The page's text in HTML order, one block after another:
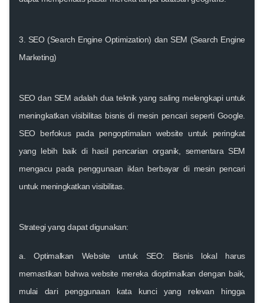
3. SEO (Search Engine Optimization) dan SEM (Search Engine
Marketing)
SEO dan SEM adalah dua teknik yang saling melengkapi untuk
meningkatkan visibilitas bisnis di mesin pencari seperti Google.
SEO berfokus pada pengoptimalan website untuk peringkat
yang lebih baik di hasil pencarian organik, sementara SEM
mengacu pada penggunaan iklan berbayar di mesin pencari
untuk meningkatkan visibilitas.
Strategi yang dapat digunakan:
a. Optimalkan Website untuk SEO: Bisnis lokal harus
memastikan bahwa website mereka dioptimalkan dengan baik,
mulai dari penggunaan kata kunci yang relevan hingga